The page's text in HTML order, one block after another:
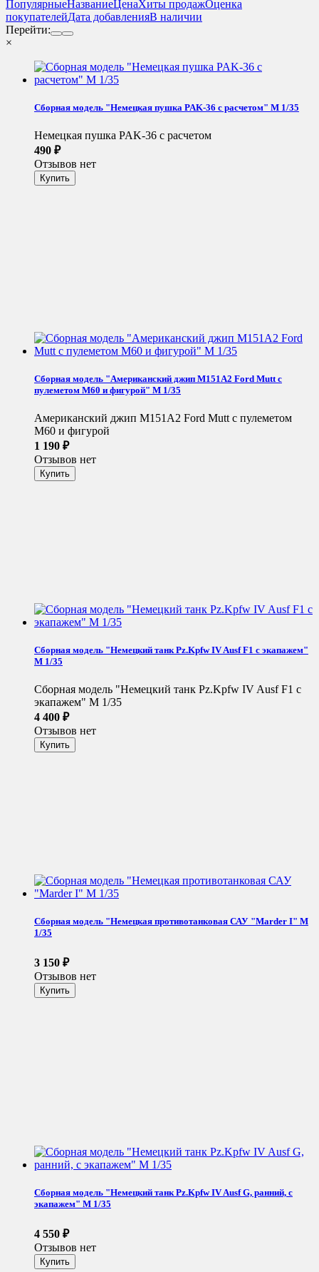
ПопулярныеНазваниеЦенаХиты продажОценка
покупателейДата добавленияВ наличии
Перейти:
×
Сборная модель "Немецкая пушка PAK-36 с расчетом" М 1/35
Немецкая пушка PAK-36 с расчетом
490 ₽
Отзывов нет
Сборная модель "Американский джип M151A2 Ford Mutt с
пулеметом М60 и фигурой" М 1/35
Американский джип M151A2 Ford Mutt с пулеметом
М60 и фигурой
1 190 ₽
Отзывов нет
Сборная модель "Немецкий танк Pz.Kpfw IV Ausf F1 с экапажем"
М 1/35
Сборная модель "Немецкий танк Pz.Kpfw IV Ausf F1 с
экапажем" М 1/35
4 400 ₽
Отзывов нет
Сборная модель "Немецкая противотанковая САУ "Marder I" М
1/35
3 150 ₽
Отзывов нет
Сборная модель "Немецкий танк Pz.Kpfw IV Ausf G, ранний, с
экапажем" М 1/35
4 550 ₽
Отзывов нет